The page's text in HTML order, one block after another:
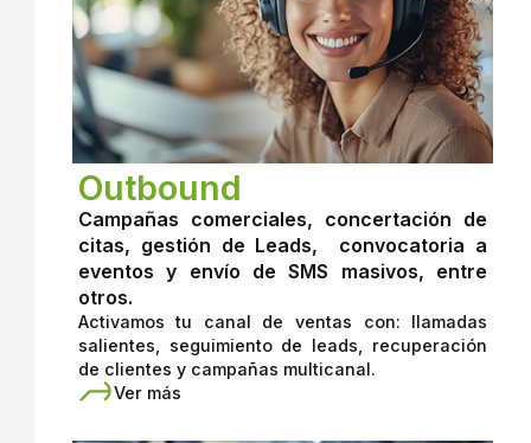
Outbound
Campañas comerciales, concertación de
citas, gestión de Leads, convocatoria a
eventos y envío de SMS masivos, entre
otros.
Activamos tu canal de ventas con: llamadas
salientes, seguimiento de leads, recuperación
de clientes y campañas multicanal.
Ver más